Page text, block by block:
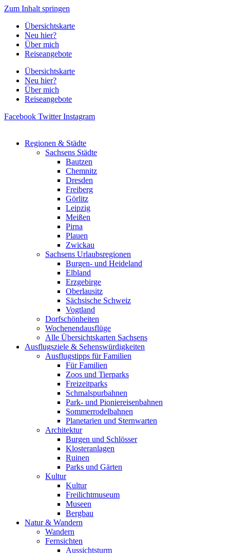
Zum Inhalt springen
Übersichtskarte
Neu hier?
Über mich
Reiseangebote
Übersichtskarte
Neu hier?
Über mich
Reiseangebote
Facebook Twitter Instagram
Regionen & Städte
Sachsens Städte
Bautzen
Chemnitz
Dresden
Freiberg
Görlitz
Leipzig
Meißen
Pirna
Plauen
Zwickau
Sachsens Urlaubsregionen
Burgen- und Heideland
Elbland
Erzgebirge
Oberlausitz
Sächsische Schweiz
Vogtland
Dorfschönheiten
Wochenendausflüge
Alle Übersichtskarten Sachsens
Ausflugsziele & Sehenswürdigkeiten
Ausflugstipps für Familien
Für Familien
Zoos und Tierparks
Freizeitparks
Schmalspurbahnen
Park- und Pioniereisenbahnen
Sommerrodelbahnen
Planetarien und Sternwarten
Architektur
Burgen und Schlösser
Klosteranlagen
Ruinen
Parks und Gärten
Kultur
Kultur
Freilichtmuseum
Museen
Bergbau
Natur & Wandern
Wandern
Fernsichten
Aussichtsturm